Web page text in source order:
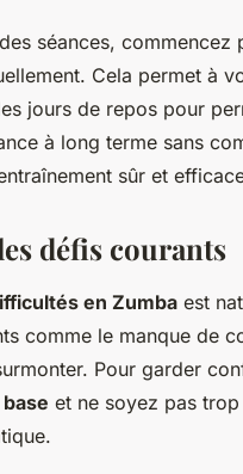
séances,
Cela permet à
jours de repos pour
à long terme sans
sûr et
défis courants
en Zumba est
comme le manque de
Pour garder
et ne soyez pas